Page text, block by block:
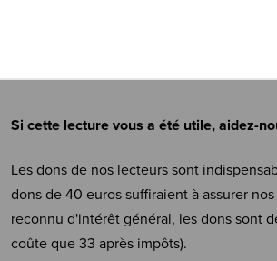
Si cette lecture vous a été utile, aidez-
Les dons de nos lecteurs sont
dons de 40 euros suffiraient à assurer
reconnu d'intérêt général, les dons sont
coûte que 33 après impôts).